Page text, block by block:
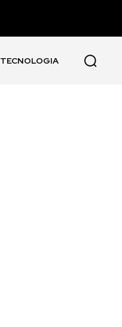
TECNOLOGIA